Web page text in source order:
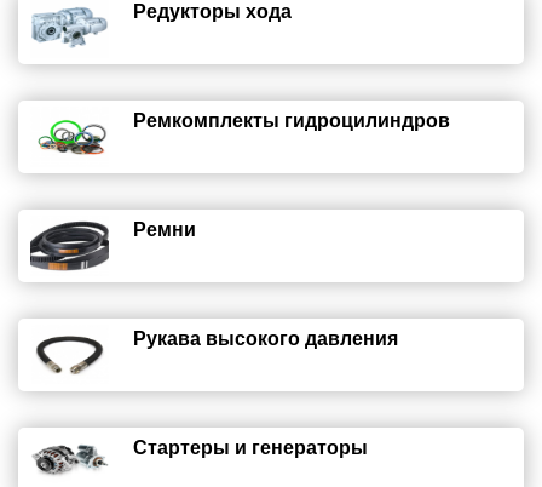
Редукторы хода
Ремкомплекты гидроцилиндров
Ремни
Рукава высокого давления
Стартеры и генераторы